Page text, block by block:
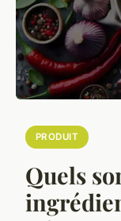
PRODUIT
Quels